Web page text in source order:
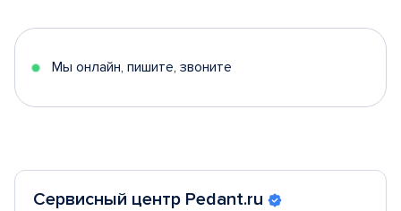
5
Мы онлайн, пишите, звоните
Сервисный центр Pedant.ru